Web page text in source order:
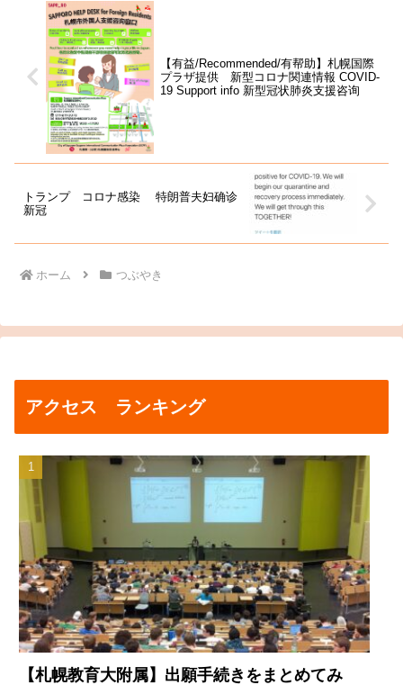
【有益/Recommended/有帮助】札幌国際
プラザ提供 新型コロナ関連情報 COVID-
19 Support info 新型冠状肺炎支援咨询
トランプ コロナ感染 特朗普夫妇确诊
新冠
ホーム つぶやき
アクセス ランキング
【札幌教育大附属】出願手続きをまとめてみ